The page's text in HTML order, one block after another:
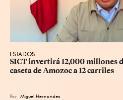
ESTADOS
SICT invertirá 12,000 millones
caseta de Amozoc a 12 carriles
Por Miguel Hernandez